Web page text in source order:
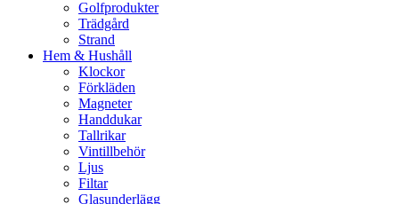
Golfprodukter
Trädgård
Strand
Hem & Hushåll
Klockor
Förkläden
Magneter
Handdukar
Tallrikar
Vintillbehör
Ljus
Filtar
Glasunderlägg